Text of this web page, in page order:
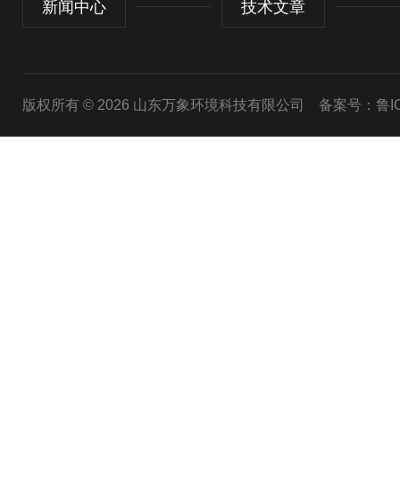
新闻中心 技术文章
版权所有 © 2026 山东万象环境科技有限公司 备案号：鲁